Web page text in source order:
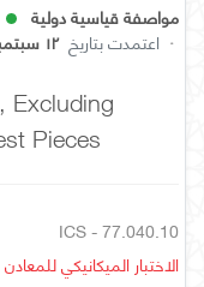
مواصفة قياسية دولية
· اعتمدت بتاريخ ١٢ سبتمبر ٢٠٢٣
Excluding
Pieces
ICS - 77.040.10
الاختبار الميكانيكي للمعادن